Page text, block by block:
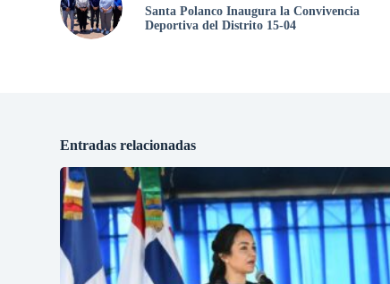
Santa Polanco Inaugura la Convivencia
Deportiva del Distrito 15-04
Entradas relacionadas